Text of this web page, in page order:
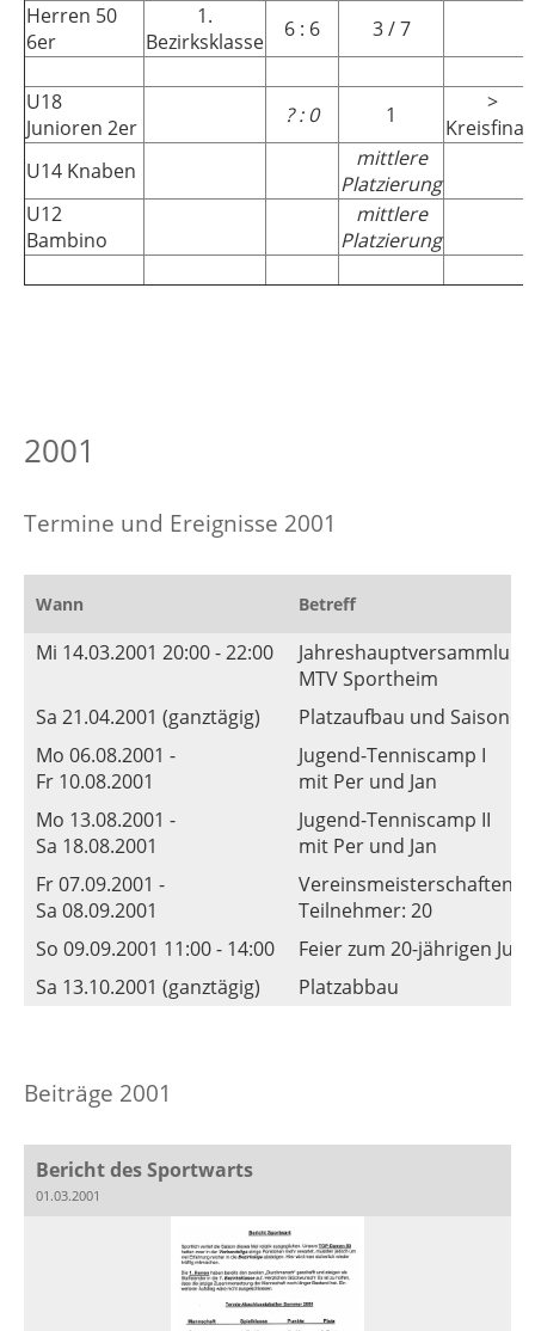
Herren 50
6er
1.
Bezirksklasse
6 : 6 3 / 7
U18
Junioren 2er
? : 0 1
>
U14 Knaben
mittlere
Platzierung
U12
Bambino
mittlere
Platzierung
2001
Termine und Ereignisse 2001
Wann Betreff
Mi 14.03.2001 20:00 - 22:00
Jahreshauptversammlung
MTV Sportheim
Sa 21.04.2001 (ganztägig)
Platzaufbau und
Mo 06.08.2001 -
Fr 10.08.2001
Jugend-Tenniscamp I
mit Per und Jan
Mo 13.08.2001 -
Sa 18.08.2001
Jugend-Tenniscamp II
mit Per und Jan
Fr 07.09.2001 -
Sa 08.09.2001
Vereinsmeisterschaften
Teilnehmer: 20
So 09.09.2001 11:00 - 14:00
Feier zum 20-jährigen
Sa 13.10.2001 (ganztägig)
Platzabbau
Beiträge 2001
Bericht des Sportwarts
01.03.2001